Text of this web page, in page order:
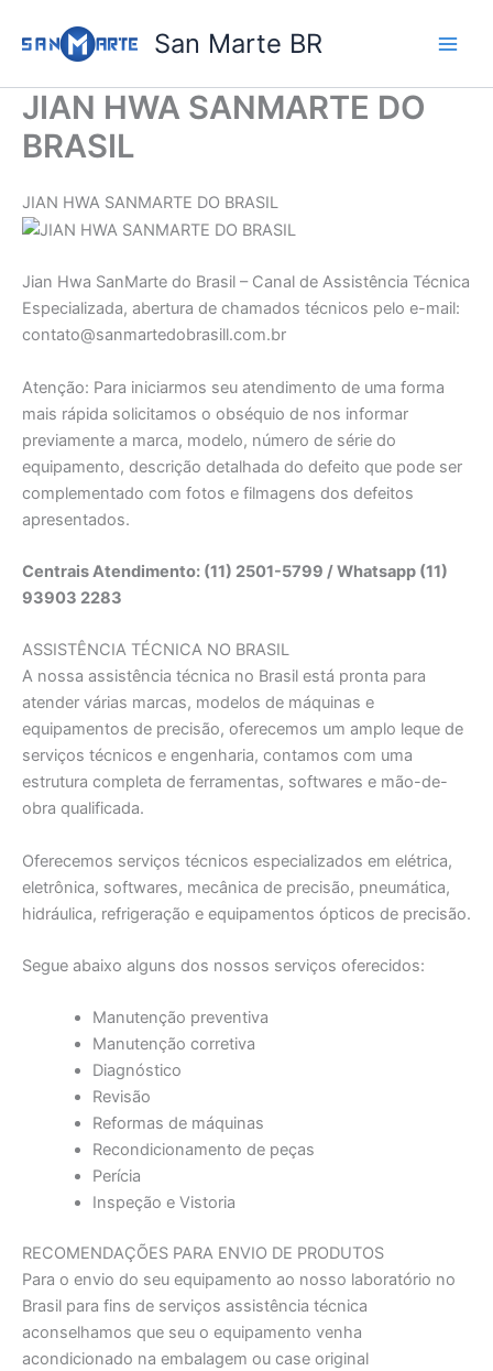
para
conteúdo
San Marte BR
JIAN HWA SANMARTE DO
BRASIL
JIAN HWA SANMARTE DO BRASIL
Jian Hwa SanMarte do Brasil – Canal de Assistência Técnica
Especializada, abertura de chamados técnicos pelo e-mail:
contato@sanmartedobrasill.com.br
Atenção: Para iniciarmos seu atendimento de uma forma
mais rápida solicitamos o obséquio de nos informar
previamente a marca, modelo, número de série do
equipamento, descrição detalhada do defeito que pode ser
complementado com fotos e filmagens dos defeitos
apresentados.
Centrais Atendimento: (11) 2501-5799 / Whatsapp (11)
93903 2283
ASSISTÊNCIA TÉCNICA NO BRASIL
A nossa assistência técnica no Brasil está pronta para
atender várias marcas, modelos de máquinas e
equipamentos de precisão, oferecemos um amplo leque de
serviços técnicos e engenharia, contamos com uma
estrutura completa de ferramentas, softwares e mão-de-
obra qualificada.
Oferecemos serviços técnicos especializados em elétrica,
eletrônica, softwares, mecânica de precisão, pneumática,
hidráulica, refrigeração e equipamentos ópticos de precisão.
Segue abaixo alguns dos nossos serviços oferecidos:
Manutenção preventiva
Manutenção corretiva
Diagnóstico
Revisão
Reformas de máquinas
Recondicionamento de peças
Perícia
Inspeção e Vistoria
RECOMENDAÇÕES PARA ENVIO DE PRODUTOS
Para o envio do seu equipamento ao nosso laboratório no
Brasil para fins de serviços assistência técnica
aconselhamos que seu o equipamento venha
acondicionado na embalagem ou case original